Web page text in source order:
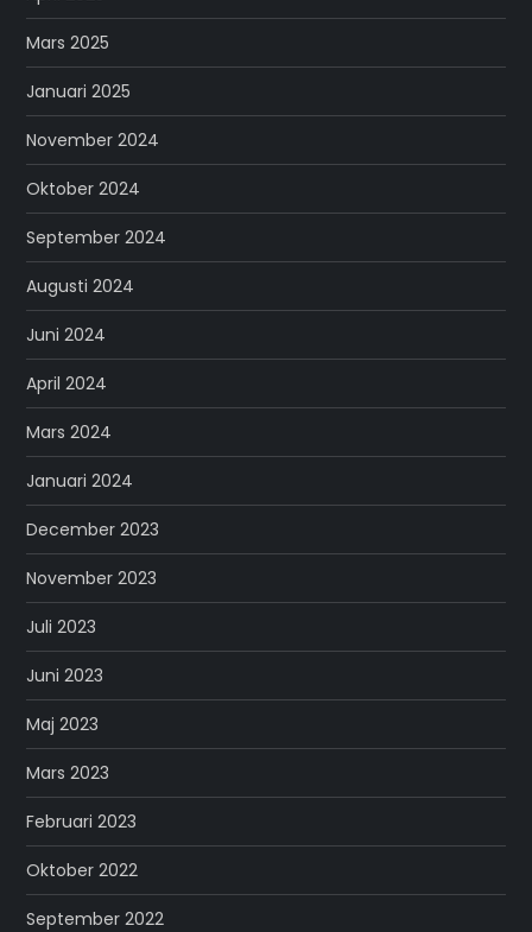
Mars 2025
Januari 2025
November 2024
Oktober 2024
September 2024
Augusti 2024
Juni 2024
April 2024
Mars 2024
Januari 2024
December 2023
November 2023
Juli 2023
Juni 2023
Maj 2023
Mars 2023
Februari 2023
Oktober 2022
September 2022